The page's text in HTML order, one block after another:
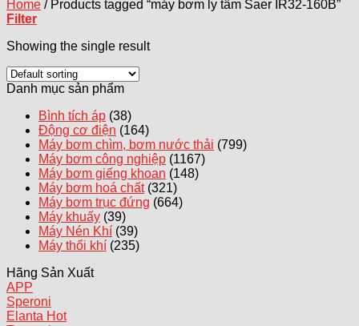
Home /Products tagged “máy bơm ly tâm Saer IR32-160B”
Filter
Showing the single result
Danh mục sản phẩm
Bình tích áp (38)
Động cơ điện (164)
Máy bơm chìm, bơm nước thải (799)
Máy bơm công nghiệp (1167)
Máy bơm giếng khoan (148)
Máy bơm hoá chất (321)
Máy bơm trục đứng (664)
Máy khuấy (39)
Máy Nén Khí (39)
Máy thổi khí (235)
Hãng Sản Xuất
APP
Speroni
Elanta